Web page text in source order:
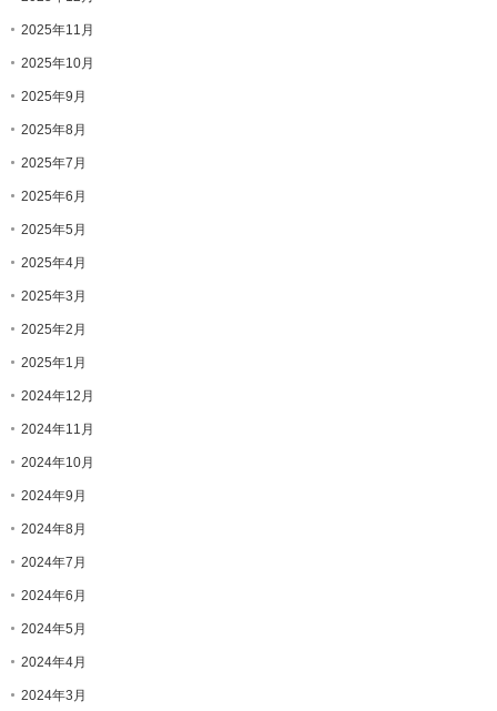
2025年11月
2025年10月
2025年9月
2025年8月
2025年7月
2025年6月
2025年5月
2025年4月
2025年3月
2025年2月
2025年1月
2024年12月
2024年11月
2024年10月
2024年9月
2024年8月
2024年7月
2024年6月
2024年5月
2024年4月
2024年3月